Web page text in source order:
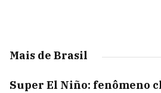
Mais de Brasil
Super El Niño: fenômeno